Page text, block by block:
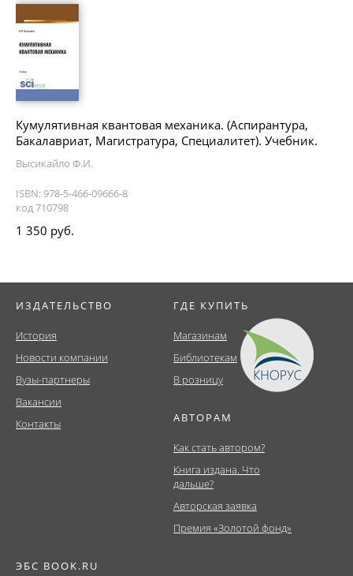
Кумулятивная квантовая механика. (Аспирантура,
Бакалавриат, Магистратура, Специалитет). Учебник.
Высикайло Ф.И.
ISBN: 978-5-466-09666-8
код 710798
1 350 руб.
ИЗДАТЕЛЬСТВО
История
Новости компании
Вузы-партнеры
Вакансии
Контакты
ГДЕ КУПИТЬ
Магазинам
Библиотекам
В розницу
АВТОРАМ
Как стать автором?
Книга издана. Что
дальше?
Авторская заявка
Премия «Золотой фонд»
ЭБС BOOK.RU